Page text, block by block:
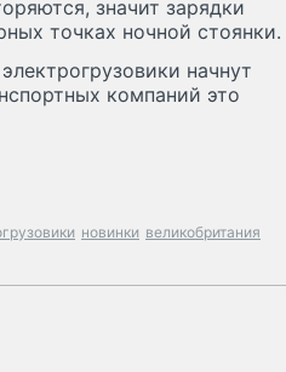
значит зарядки
точках ночной стоянки.
начнут
компаний это
новинки великобритания